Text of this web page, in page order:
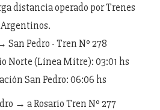
distancia operado por Trenes
Argentinos.
San Pedro - Tren Nº 278
Norte (Línea Mitre): 03:01 hs
San Pedro: 06:06 hs
→ a Rosario Tren Nº 277